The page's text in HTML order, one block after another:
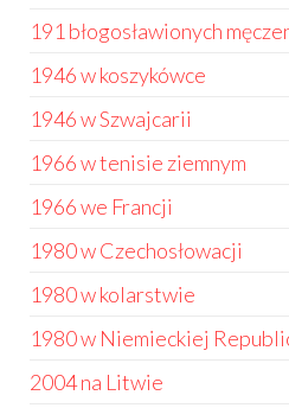
191 błogosławionych
1946 w koszykówce
1946 w Szwajcarii
1966 w tenisie ziemnym
1966 we Francji
1980 w Czechosłowacji
1980 w kolarstwie
1980 w Niemieckiej
2004 na Litwie